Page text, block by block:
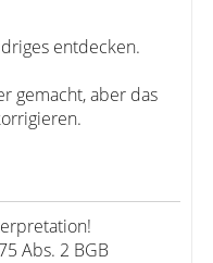
entdecken.
gemacht, aber das
Abs. 2 BGB